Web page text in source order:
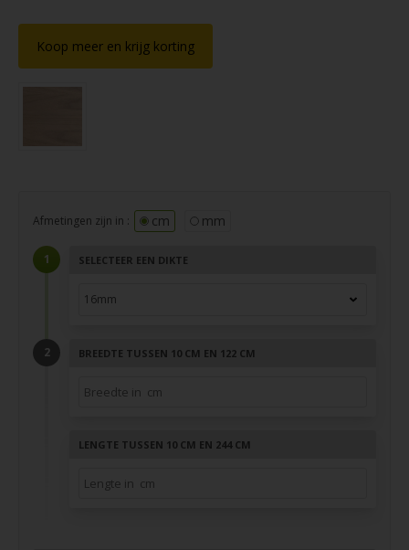
Koop meer en krijg korting
Afmetingen zijn in : cm mm
SELECTEER EEN DIKTE
BREEDTE TUSSEN 10 CM EN 122 CM
LENGTE TUSSEN 10 CM EN 244 CM